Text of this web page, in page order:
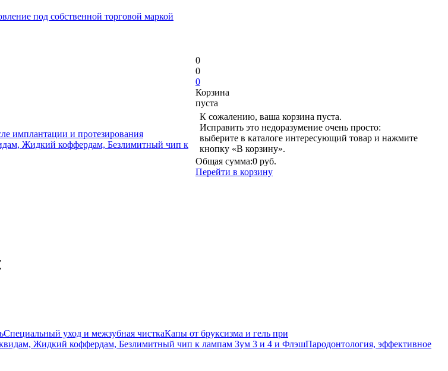
под собственной торговой маркой
имплантации и протезирования
Жидкий коффердам, Безлимитный чип к
0
0
0
Корзина
пуста
К сожалению, ваша корзина пуста.
Исправить это недоразумение очень просто:
выберите в каталоге интересующий товар и нажмите
кнопку «В корзину».
Общая сумма:0 руб.
Перейти в корзину
Специальный уход и межзубная чисткаКапы от бруксизма и гель при
Жидкий коффердам, Безлимитный чип к лампам Зум 3 и 4 и ФлэшПародонтология, эффективное